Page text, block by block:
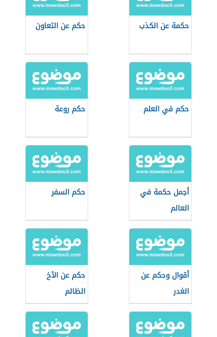
حكمة عن الكذب حكم عن التعاون
حكم في العلم حكم روعة
أجمل حكمة في
العالم
حكم السفر
أقوال وحكم عن
الغدر
حكم عن الأخ
الظالم